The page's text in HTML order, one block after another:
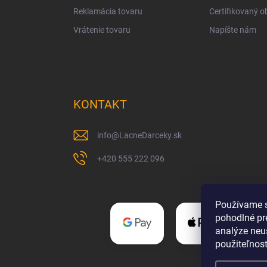
Používame
pohodlné
analýze
Reklamácia tovaru
Vrátenie tovaru
Certifikovaný
Napíšte nám
KONTAKT
info@LacneDarceky.sk
+420 555 222 096